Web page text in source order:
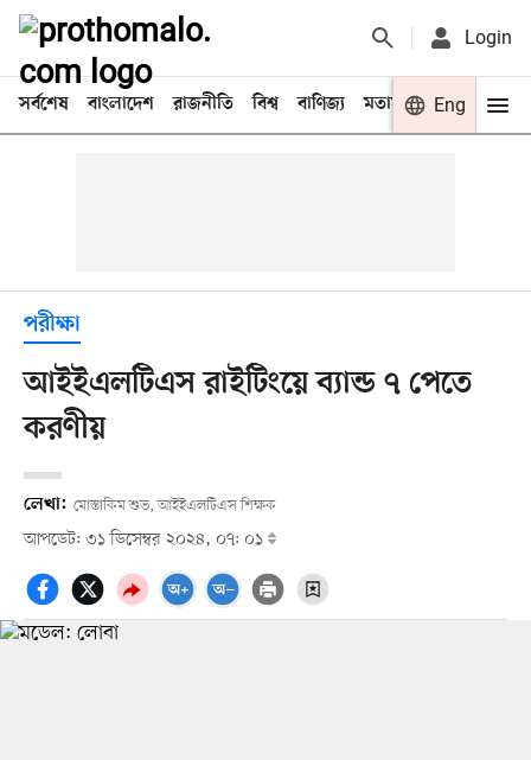
Login
সর্বশেষ বাংলাদেশ রাজনীতি বিশ্ব বাণিজ্য মতামত খেলা
Eng
পরীক্ষা
আইইএলটিএস রাইটিংয়ে ব্যান্ড ৭ পেতে
করণীয়
লেখা: মোস্তাকিম শুভ, আইইএলটিএস শিক্ষক
আপডেট: ৩১ ডিসেম্বর ২০২৪, ০৭: ০১